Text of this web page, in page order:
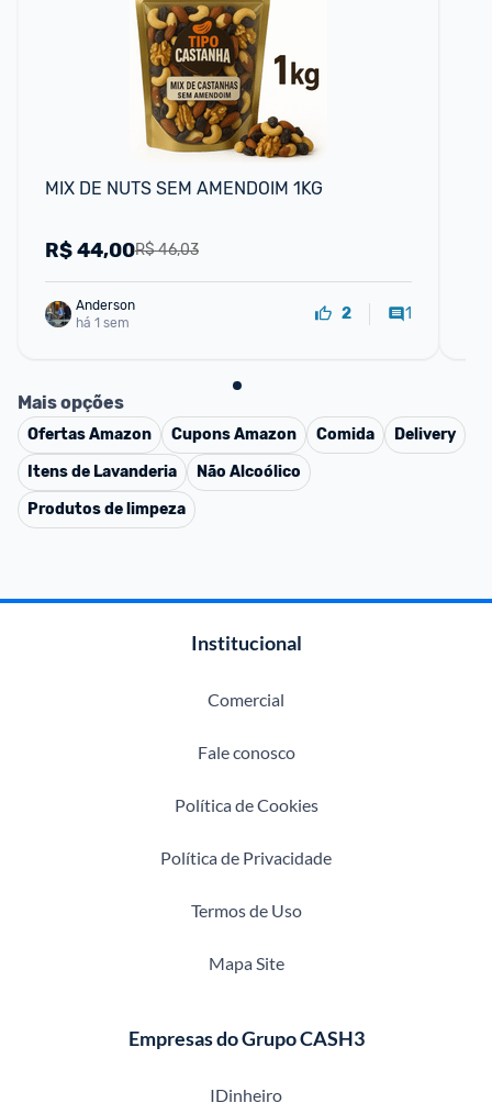
MIX DE NUTS SEM AMENDOIM 1KG
R$ 46,03
R$44,00
Anderson
há 1 sem
2 1
Mais opções
OfertasAmazon CuponsAmazon Comida
Delivery
Itens de Lavanderia
Não Alcoólico
Produtos de limpeza
Institucional
Comercial
Fale conosco
Política de Cookies
Política de Privacidade
Termos de Uso
Mapa Site
Empresas do Grupo CASH3
IDinheiro